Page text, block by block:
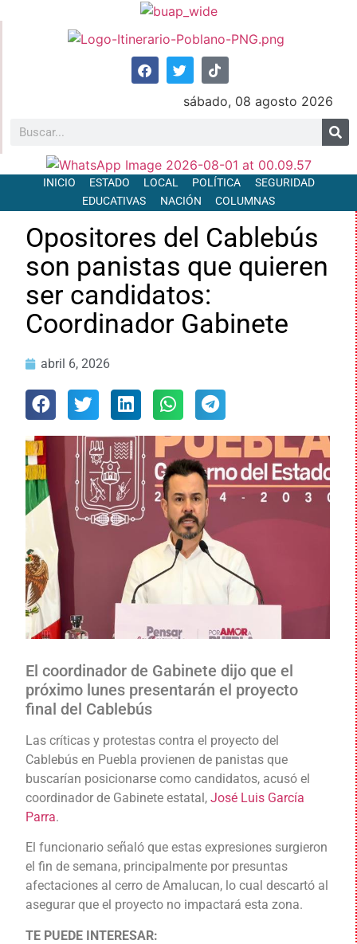
sábado, 08 agosto 2026
INICIO ESTADO LOCAL POLÍTICA
SEGURIDAD
EDUCATIVAS
NACIÓN COLUMNAS
Opositores del Cablebús
son panistas que quieren
ser candidatos:
Coordinador Gabinete
abril 6, 2026
El coordinador de Gabinete dijo que el
próximo lunes presentarán el proyecto
final del Cablebús
Las críticas y protestas contra el proyecto del
Cablebús en Puebla provienen de panistas que
buscarían posicionarse como candidatos, acusó el
coordinador de Gabinete estatal, José Luis García
Parra.
El funcionario señaló que estas expresiones surgieron
el fin de semana, principalmente por presuntas
afectaciones al cerro de Amalucan, lo cual descartó al
asegurar que el proyecto no impactará esta zona.
TE PUEDE INTERESAR: